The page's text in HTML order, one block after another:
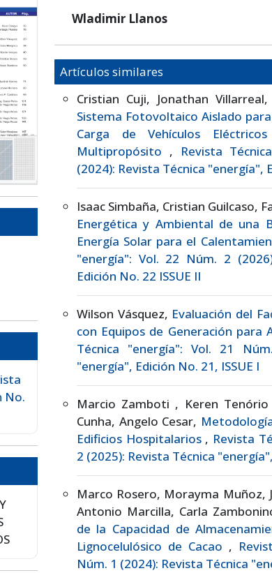
No.
Wladimir Llanos
Artículos similares
Cristian Cuji, Jonathan Villarreal,
Sistema Fotovoltaico Aislado
Carga de Vehículos
Multipropósito ,
Revista
(2024): Revista Técnica "energía",
Isaac Simbaña, Cristian Guilcaso,
Energética y Ambiental de una
Energía Solar para el
"energía": Vol. 22 Núm. 2
Edición No. 22 ISSUE II
Wilson Vásquez, Evaluación del
con Equipos de Generación para
Técnica "energía": Vol. 21
"energía", Edición No. 21, ISSUE I
Marcio Zamboti , Keren
Cunha, Angelo Cesar,
Edificios Hospitalarios , Revista
2 (2025): Revista Técnica
Marco Rosero, Morayma Muñoz,
Antonio Marcilla, Carla
de la Capacidad de
Lignocelulósico de Cacao ,
Núm. 1 (2024): Revista Técnica